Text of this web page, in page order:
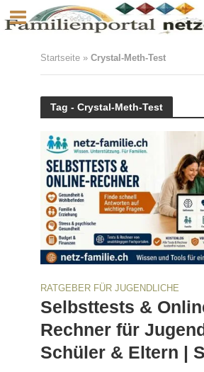
Startseite» Crystal-Meth-Test
Tag - Crystal-Meth-Test
RATGEBER FÜR JUGENDLICHE
Selbsttests &
Rechner für
Schüler & Eltern |